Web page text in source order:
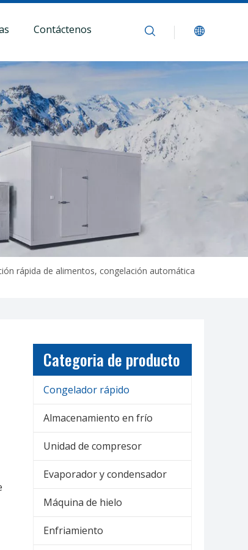
Contáctenos
rápida de alimentos, congelación automática
Categoria de producto
Congelador rápido
Almacenamiento en frío
Unidad de compresor
Evaporador y condensador
Máquina de hielo
Enfriamiento